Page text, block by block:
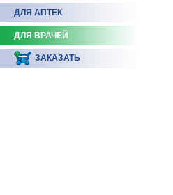
ДЛЯ АПТЕК
ДЛЯ ВРАЧЕЙ
ЗАКАЗАТЬ